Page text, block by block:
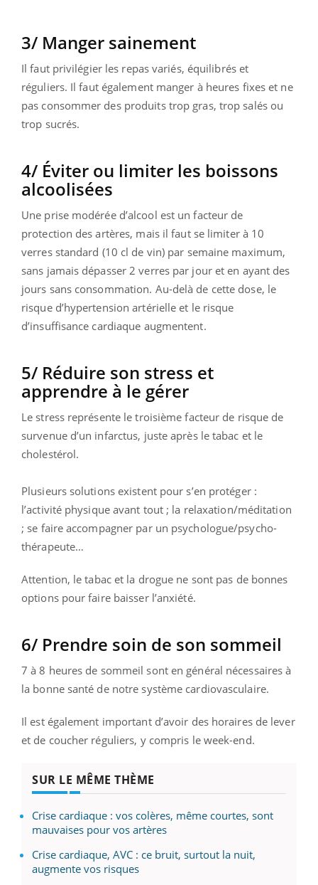
3/ Manger sainement
Il faut privilégier les repas variés, équilibrés et
réguliers. Il faut également manger à heures fixes et ne
pas consommer des produits trop gras, trop salés ou
trop sucrés.
4/ Éviter ou limiter les boissons
alcoolisées
Une prise modérée d’alcool est un facteur de
protection des artères, mais il faut se limiter à 10
verres standard (10 cl de vin) par semaine maximum,
sans jamais dépasser 2 verres par jour et en ayant des
jours sans consommation. Au-delà de cette dose, le
risque d’hypertension artérielle et le risque
d’insuffisance cardiaque augmentent.
5/ Réduire son stress et
apprendre à le gérer
Le stress représente le troisième facteur de risque de
survenue d’un infarctus, juste après le tabac et le
cholestérol.
Plusieurs solutions existent pour s’en protéger :
l’activité physique avant tout ; la relaxation/méditation
; se faire accompagner par un psychologue/psycho-
thérapeute…
Attention, le tabac et la drogue ne sont pas de bonnes
options pour faire baisser l’anxiété.
6/ Prendre soin de son sommeil
7 à 8 heures de sommeil sont en général nécessaires à
la bonne santé de notre système cardiovasculaire.
Il est également important d’avoir des horaires de lever
et de coucher réguliers, y compris le week-end.
SUR LE MÊME THÈME
Crise cardiaque : vos colères, même courtes, sont
mauvaises pour vos artères
Crise cardiaque, AVC : ce bruit, surtout la nuit,
augmente vos risques